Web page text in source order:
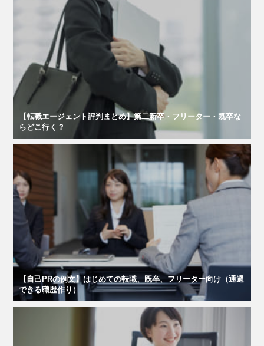
【転職エージェント評判まとめ】第二新卒・フリーター・既卒な
らどこ行く？
【自己PRの例文】はじめての転職、既卒、フリーター向け（通過
できる職歴作り）